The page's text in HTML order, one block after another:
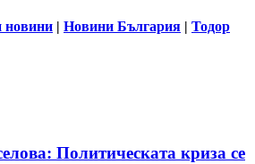
новини | Новини България | Тодор
Политическата криза се